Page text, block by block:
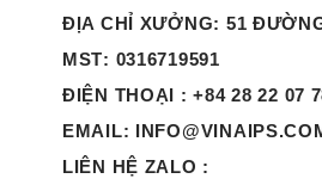
ĐỊA CHỈ XƯỞNG: 51
MST: 0316719591
ĐIỆN THOẠI : +84 28 22 07
EMAIL:
LIÊN HỆ ZALO :